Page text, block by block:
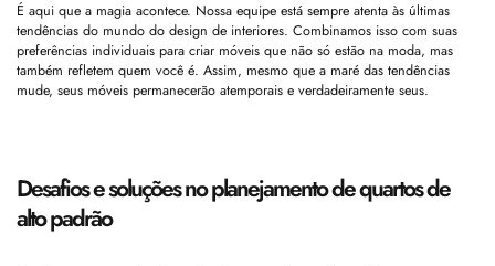
É aqui que a magia acontece. Nossa equipe está sempre atenta às últimas
tendências do mundo do design de interiores. Combinamos isso com suas
preferências individuais para criar móveis que não só estão na moda, mas
também refletem quem você é. Assim, mesmo que a maré das tendências
mude, seus móveis permanecerão atemporais e verdadeiramente seus.
Desafios e soluções no planejamento de quartos de
alto padrão